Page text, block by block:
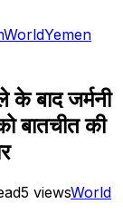
WorldYemen
बाद जर्मनी
बातचीत की
5 viewsWorld